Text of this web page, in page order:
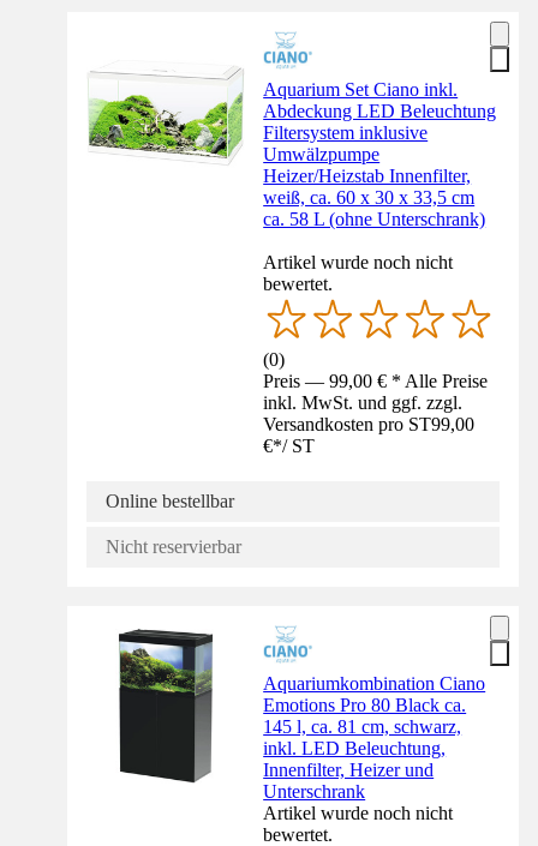
Aquarium Set Ciano inkl.
Abdeckung LED Beleuchtung
Filtersystem inklusive
Umwälzpumpe
Heizer/Heizstab Innenfilter,
weiß, ca. 60 x 30 x 33,5 cm
ca. 58 L (ohne Unterschrank)
Artikel wurde noch nicht
bewertet.
(0)
Preis — 99,00 € * Alle Preise
inkl. MwSt. und ggf. zzgl.
Versandkosten pro ST99,00
€*/ ST
Online bestellbar
Nicht reservierbar
Aquariumkombination Ciano
Emotions Pro 80 Black ca.
145 l, ca. 81 cm, schwarz,
inkl. LED Beleuchtung,
Innenfilter, Heizer und
Unterschrank
Artikel wurde noch nicht
bewertet.